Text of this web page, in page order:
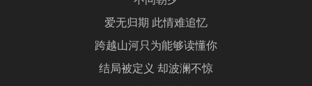
爱无归期 此情难追忆
跨越山河只为能够读懂你
结局被定义 却波澜不惊